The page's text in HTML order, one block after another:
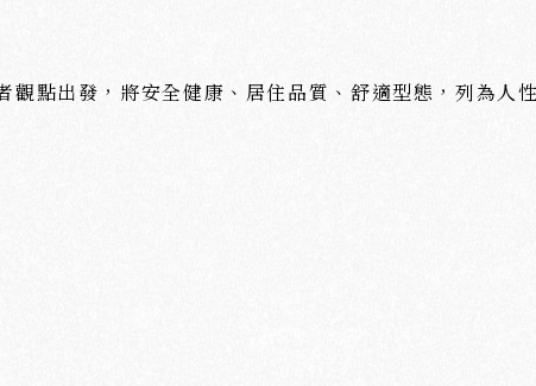
點出發，將安全健康、居住品質、舒適型態，列為人